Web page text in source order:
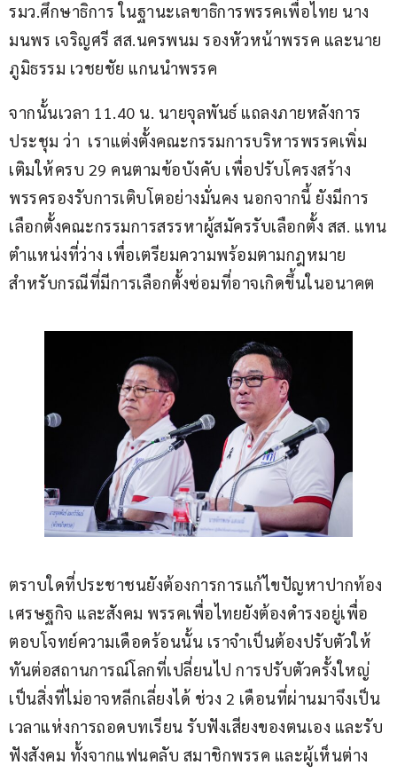
รมว.ศึกษาธิการ ในฐานะเลขาธิการพรรคเพื่อไทย นาง
มนพร​ เจริญศรี​ สส.นครพนม รองหัวหน้าพรรค และนาย
ภูมิธรรม​ เวช​ย​ชัย​ แกนนำพรรค
จากนั้นเวลา 11.40 น. นายจุลพันธ์ แถลงภายหลังการ
ประชุม ว่า  เราแต่งตั้งคณะกรรมการบริหารพรรคเพิ่ม
เติมให้ครบ 29 คนตามข้อบังคับ เพื่อปรับโครงสร้าง
พรรครองรับการเติบโตอย่างมั่นคง นอกจากนี้ ยังมีการ
เลือกตั้งคณะกรรมการสรรหาผู้สมัครรับเลือกตั้ง สส. แทน
ตำแหน่งที่ว่าง เพื่อเตรียมความพร้อมตามกฎหมาย
สำหรับกรณีที่มีการเลือกตั้งซ่อมที่อาจเกิดขึ้นในอนาคต
ตราบใดที่ประชาชนยังต้องการการแก้ไขปัญหาปากท้อง
เศรษฐกิจ และสังคม พรรคเพื่อไทยยังต้องดำรงอยู่เพื่อ
ตอบโจทย์ความเดือดร้อนนั้น เราจำเป็นต้องปรับตัวให้
ทันต่อสถานการณ์โลกที่เปลี่ยนไป การปรับตัวครั้งใหญ่
เป็นสิ่งที่ไม่อาจหลีกเลี่ยงได้ ช่วง 2 เดือนที่ผ่านมาจึงเป็น
เวลาแห่งการถอดบทเรียน รับฟังเสียงของตนเอง และรับ
ฟังสังคม ทั้งจากแฟนคลับ สมาชิกพรรค และผู้เห็นต่าง